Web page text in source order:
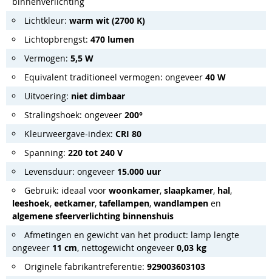
Lichtkleur: warm wit (2700 K)
Lichtopbrengst: 470 lumen
Vermogen: 5,5 W
Equivalent traditioneel vermogen: ongeveer 40 W
Uitvoering: niet dimbaar
Stralingshoek: ongeveer 200°
Kleurweergave-index: CRI 80
Spanning: 220 tot 240 V
Levensduur: ongeveer 15.000 uur
Gebruik: ideaal voor woonkamer, slaapkamer, hal,
leeshoek, eetkamer, tafellampen, wandlampen en
algemene sfeerverlichting binnenshuis
Afmetingen en gewicht van het product: lamp lengte
ongeveer 11 cm, nettogewicht ongeveer 0,03 kg
Originele fabrikantreferentie: 929003603103